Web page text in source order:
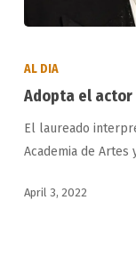
Will
Smith
una
decisión
AL DIA
Adopta el
El laureado
Academia de
April 3, 2022